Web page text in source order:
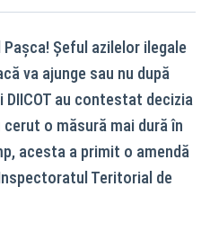
Șeful azilelor ilegale
va ajunge sau nu după
au contestat decizia
o măsură mai dură în
acesta a primit o amendă
Teritorial de